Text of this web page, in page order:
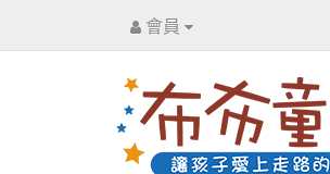
會員